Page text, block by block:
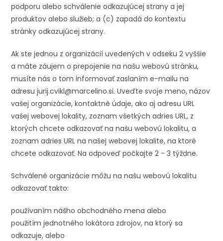
podporu alebo schválenie odkazujúcej strany a jej
produktov alebo služieb; a (c) zapadá do kontextu
stránky odkazujúcej strany.
Ak ste jednou z organizácií uvedených v odseku 2 vyššie
a máte záujem o prepojenie na našu webovú stránku,
musíte nás o tom informovať zaslaním e-mailu na
adresujurij.cvikl@marcelino.si. Uveďte svoje meno, názov
vašej organizácie, kontaktné údaje, ako aj adresu URL
vašej webovej lokality, zoznam všetkých adries URL, z
ktorých chcete odkazovať na našu webovú lokalitu, a
zoznam adries URL na našej webovej lokalite, na ktoré
chcete odkazovať. Na odpoveď počkajte 2 - 3 týždne.
Schválené organizácie môžu na našu webovú lokalitu
odkazovať takto:
používaním nášho obchodného mena alebo
použitím jednotného lokátora zdrojov, na ktorý sa
odkazuje, alebo